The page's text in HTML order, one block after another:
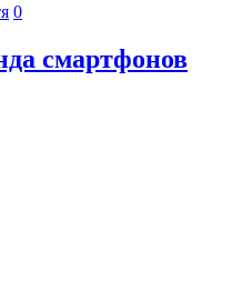
0
смартфонов